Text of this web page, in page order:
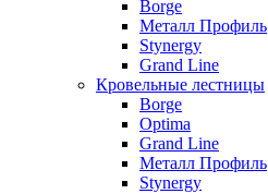
Borge
Металл Профиль
Stynergy
Grand Line
Кровельные лестницы
Borge
Optima
Grand Line
Металл Профиль
Stynergy